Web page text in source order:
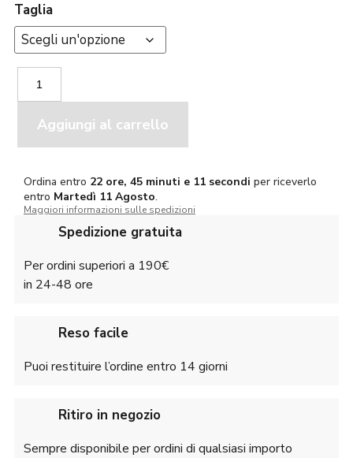
Taglia
Univers
shirt
Verde
quantità
Aggiungi al carrello
Ordina entro 22 ore, 45 minuti e 11 secondi per riceverlo
entro Martedì 11 Agosto.
Maggiori informazioni sulle spedizioni
Spedizione gratuita
Per ordini superiori a 190€
in 24-48 ore
Reso facile
Puoi restituire l’ordine entro 14 giorni
Ritiro in negozio
Sempre disponibile per ordini di qualsiasi importo